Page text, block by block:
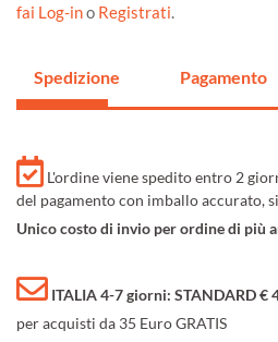
fai Log-ino Registrati.
Spedizione Pagamento
L'ordine viene spedito entro 2
del pagamento con imballo accurato,
Unico costo di invio per ordine di più
ITALIA 4-7 giorni: STANDARD €
per acquisti da 35 Euro GRATIS